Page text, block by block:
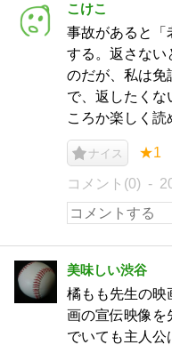
こけこ
事故があると「
する。返さない
のだが、私は免
で、返したくな
ころか楽しく読
ナイス ★1
コメント(0)
美味しい渋谷
橘もも先生の映
画の宣伝映像を
でいても主人公